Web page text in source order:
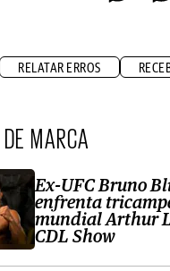
RELATAR ERROS
MARCA
Ex-UFC Bruno
enfrenta
mundial Arthur
CDL Show